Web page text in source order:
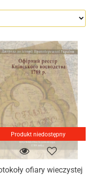
Produkt niedostępny
ofiary wieczystej